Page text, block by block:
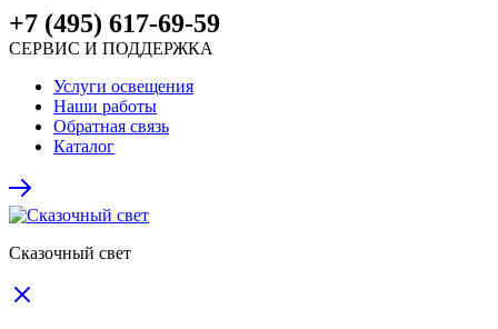
+7 (495) 617-69-59
СЕРВИС И ПОДДЕРЖКА
Услуги освещения
Наши работы
Обратная связь
Каталог
Сказочный свет